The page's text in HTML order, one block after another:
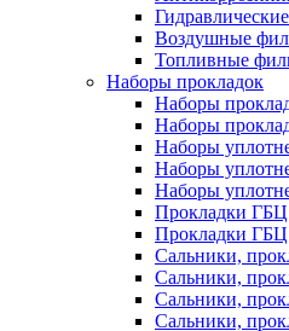
Воздушные
Топливные
Наборы прокладок
Наборы
Наборы
Наборы
Наборы
Наборы
Прокладки ГБЦ
Прокладки
Сальники,
Сальники,
Сальники,
Сальники,